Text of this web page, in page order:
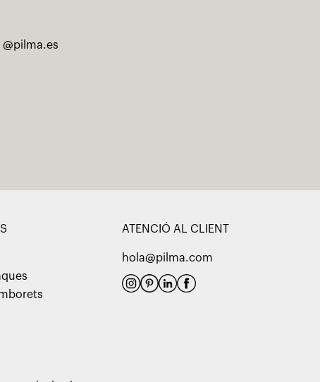
@pilma.es
ATENCIÓ AL CLIENT
hola@pilma.com